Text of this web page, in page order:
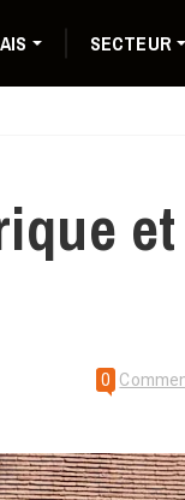
SECTEUR
et
0